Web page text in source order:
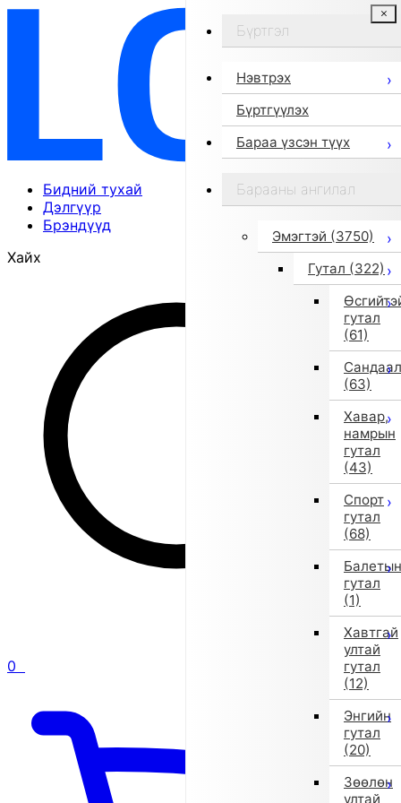
Бидний тухай
Дэлгүүр
Брэндүүд
Хайх
0
Бүртгэл
Нэвтрэх
Бүртгүүлэх
Бараа үзсэн түүх
Барааны ангилал
Эмэгтэй (3750)
Гутал (322)
гутал
(61)
Сандаал
(63)
Хавар,
намрын
гутал
(43)
Спорт
гутал
(68)
Балетын
гутал
(1)
Хавтгай
ултай
гутал
(12)
Энгийн
гутал
(20)
Зөөлөн
ултай